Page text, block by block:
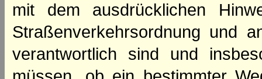
mit dem ausdrücklichen
Straßenverkehrsordnung und
verantwortlich sind und